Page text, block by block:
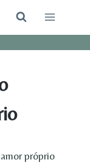
próprio